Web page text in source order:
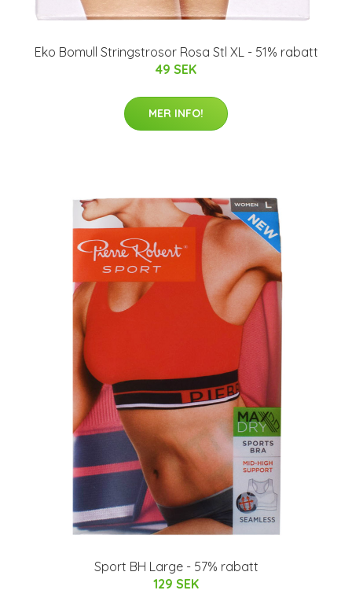
Eko Bomull Stringstrosor Rosa Stl XL - 51% rabatt
49 SEK
MER INFO!
Sport BH Large - 57% rabatt
129 SEK